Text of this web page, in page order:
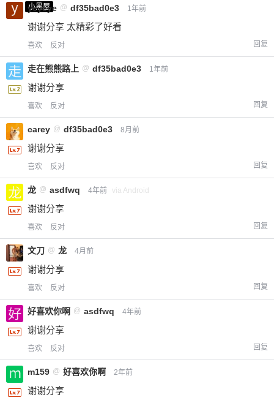
小黑屋
yeyeye @ df35bad0e3 1年前
谢谢分享 太精彩了好看
喜欢 反对 回复
走在熊熊路上 @ df35bad0e3 1年前
谢谢分享
喜欢 反对 回复
carey @ df35bad0e3 8月前
谢谢分享
喜欢 反对 回复
龙 @ asdfwq 4年前 via Android
谢谢分享
喜欢 反对 回复
文刀 @ 龙 4月前
谢谢分享
喜欢 反对 回复
好喜欢你啊 @ asdfwq 4年前
谢谢分享
喜欢 反对 回复
m159 @ 好喜欢你啊 2年前
谢谢分享